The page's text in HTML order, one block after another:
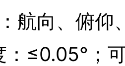
航向、俯
：≤0.05°；